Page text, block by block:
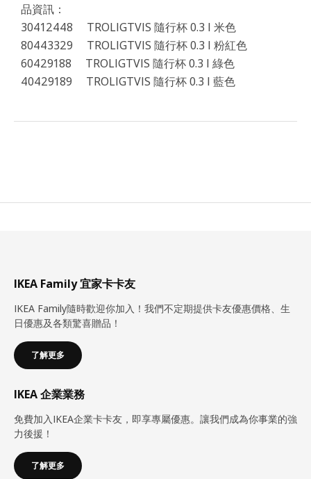
品資訊：
30412448 TROLIGTVIS 隨行杯 0.3 l 米色
80443329 TROLIGTVIS 隨行杯 0.3 l 粉紅色
60429188 TROLIGTVIS 隨行杯 0.3 l 綠色
40429189 TROLIGTVIS 隨行杯 0.3 l 藍色
IKEA Family 宜家卡卡友
IKEA Family隨時歡迎你加入！我們不定期提供卡友優惠價格、生
日優惠及各類驚喜贈品！
了解更多
IKEA 企業業務
免費加入IKEA企業卡卡友，即享專屬優惠。讓我們成為你事業的強
力後援！
了解更多